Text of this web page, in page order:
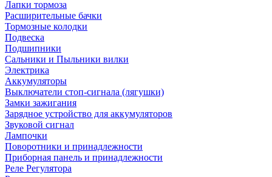
Лапки тормоза
Расширительные бачки
Тормозные колодки
Подвеска
Подшипники
Сальники и Пыльники вилки
Электрика
Аккумуляторы
Выключатели стоп-сигнала (лягушки)
Замки зажигания
Зарядное устройство для аккумуляторов
Звуковой сигнал
Лампочки
Поворотники и принадлежности
Приборная панель и принадлежности
Реле Регулятора